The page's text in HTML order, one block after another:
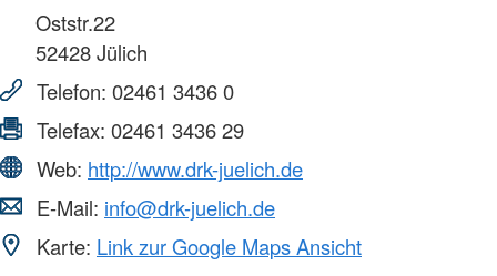
Oststr.22
52428Jülich
Telefon: 02461 3436 0
Telefax: 02461 3436 29
Web: http://www.drk-juelich.de
E-Mail: info@drk-juelich.de
Karte: Link zur Google Maps Ansicht